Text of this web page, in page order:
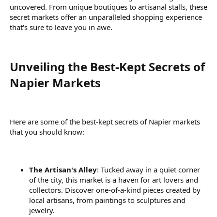
uncovered. From unique boutiques to artisanal stalls, these
secret markets offer an unparalleled shopping experience
that's sure to leave you in awe.
Unveiling the Best-Kept Secrets of
Napier Markets​
Here are some of the best-kept secrets of Napier markets
that you should know:
The Artisan's Alley: Tucked away in a quiet corner
of the city, this market is a haven for art lovers and
collectors. Discover one-of-a-kind pieces created by
local artisans, from paintings to sculptures and
jewelry.